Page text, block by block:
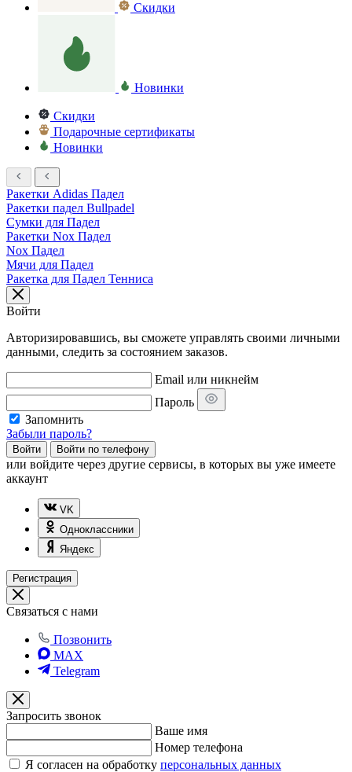
Скидки
Новинки
Скидки
Подарочные сертификаты
Новинки
Ракетки Adidas Падел
Ракетки падел Bullpadel
Сумки для Падел
Ракетки Nox Падел
Nox Падел
Мячи для Падел
Ракетка для Падел Тенниса
Войти
Авторизировавшись, вы сможете управлять своими личными
данными, следить за состоянием заказов.
Email или никнейм
Пароль
Запомнить
Забыли пароль?
Войти Войти по телефону
или войдите через другие сервисы, в которых вы уже имеете
аккаунт
VK
Одноклассники
Яндекс
Регистрация
Связаться с нами
Позвонить
MAX
Telegram
Запросить звонок
Ваше имя
Номер телефона
Я согласен на обработку персональных данных